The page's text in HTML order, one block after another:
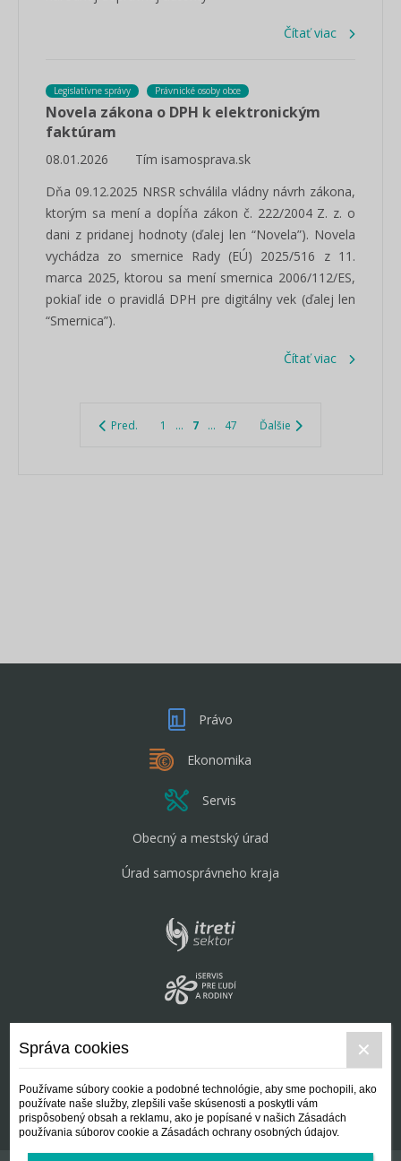
Čítať viac
Legislatívne správy Právnické osoby obce
Novela zákona o DPH k elektronickým
faktúram
08.01.2026
Tím isamosprava.sk
Dňa 09.12.2025 NRSR schválila vládny návrh zákona,
ktorým sa mení a dopĺňa zákon č. 222/2004 Z. z. o
dani z pridanej hodnoty (ďalej len “Novela”). Novela
vychádza zo smernice Rady (EÚ) 2025/516 z 11.
marca 2025, ktorou sa mení smernica 2006/112/ES,
pokiaľ ide o pravidlá DPH pre digitálny vek (ďalej len
“Smernica”).
Čítať viac
Pred. 1 ... 7 ... 47 Ďalšie
Právo
Ekonomika
Servis
Obecný a mestský úrad
Úrad samosprávneho kraja
Správa cookies
Používame súbory cookie a podobné technológie, aby sme pochopili, ako
používate naše služby, zlepšili vaše skúsenosti a poskytli vám
prispôsobený obsah a reklamu, ako je popísané v našich Zásadách
používania súborov cookie a Zásadách ochrany osobných údajov.